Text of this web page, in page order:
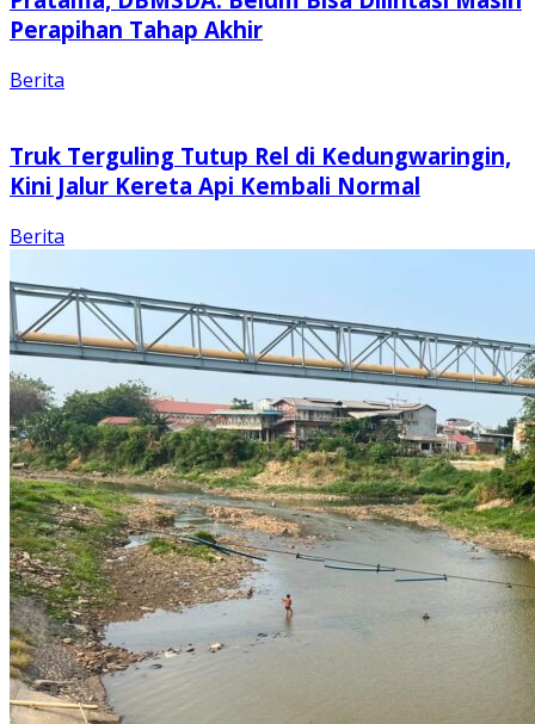
Perapihan Tahap Akhir
Berita
Truk Terguling Tutup Rel di Kedungwaringin,
Kini Jalur Kereta Api Kembali Normal
Berita